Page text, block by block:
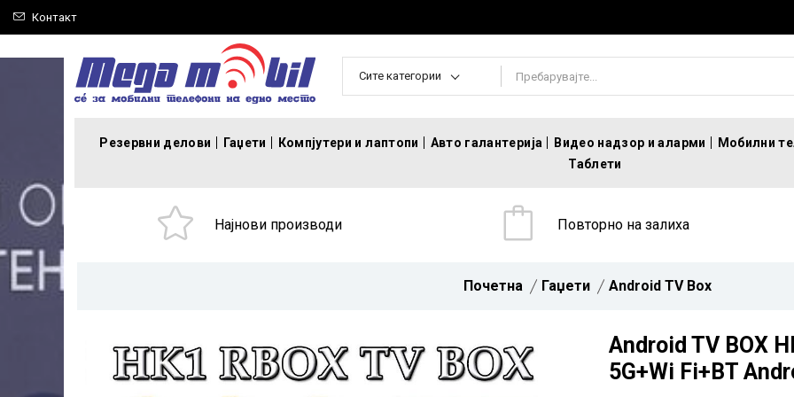
Контакт
Сите категории
Резервни делови Гаџети Компјутери и лаптопи Авто галантерија Видео надзор и аларми Мобилни
Таблети
Најнови производи Повторно на залиха
Почетна Гаџети Android TV Box
Android TV BOX
5G+Wi Fi+BT